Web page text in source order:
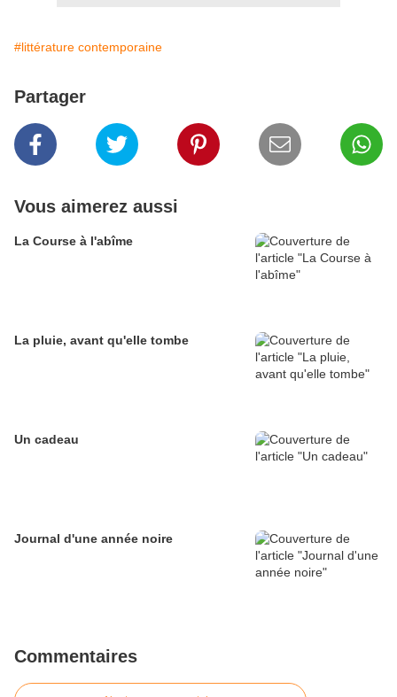
#littérature contemporaine
Partager
Vous aimerez aussi
La Course à l'abîme
La pluie, avant qu'elle tombe
Un cadeau
Journal d'une année noire
Commentaires